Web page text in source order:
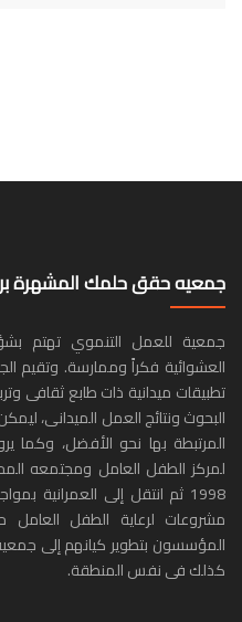
جمعيه حقق حلمك المشهرة برقم 4197
جمعية للعمل التنموي تهتم
العشوائية فكراً وممارسة. وتقيم
تطبيقات ميدانية ذات طابع ثقافى
البحوث ونتائج العمل الميدانى،
المرتبطة بها نحو الأفضل، وكما
لمركز الطفل العامل ومجتمعه
المؤسسون بتطوير كيانهم إلى
كذلك فى نفس المنطقة.